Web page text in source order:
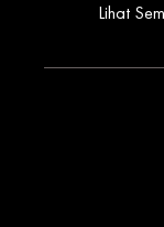
Lihat